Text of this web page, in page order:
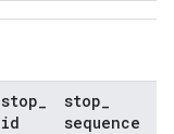
stop
id
stop
sequence